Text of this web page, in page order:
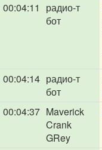
00:04:11
радио-т
бот
00:04:14 радио-т
бот
00:04:37 Maverick
Crank
GRey